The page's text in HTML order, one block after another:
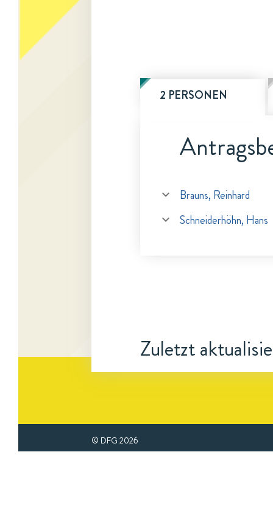
2 PERSONEN
Brauns, Reinhard
Schneiderhöhn, Hans
Zuletzt
© DFG 2026